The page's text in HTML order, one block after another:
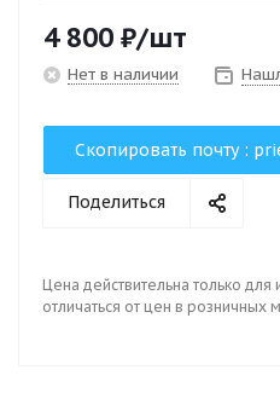
4 800 ₽/шт
Нет в наличии
Скопировать почту :
Поделиться
Цена действительна только
отличаться от цен в розничных